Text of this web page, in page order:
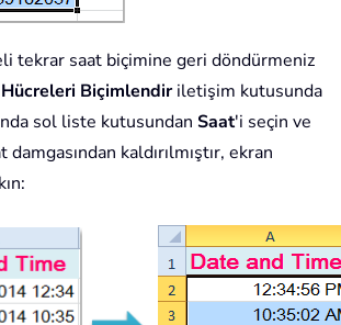
tekrar saat biçimine geri döndürmeniz
Hücreleri Biçimlendiriletişim kutusunda
sol liste kutusundan Saat'i seçin ve
kaldırılmıştır, ekran